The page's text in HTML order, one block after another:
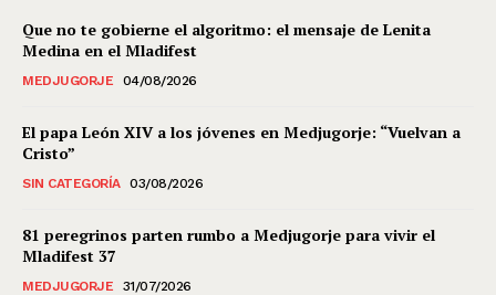
Que no te gobierne el algoritmo: el mensaje de Lenita
Medina en el Mladifest
MEDJUGORJE 04/08/2026
El papa León XIV a los jóvenes en Medjugorje: “Vuelvan a
Cristo”
SIN CATEGORÍA 03/08/2026
81 peregrinos parten rumbo a Medjugorje para vivir el
Mladifest 37
MEDJUGORJE 31/07/2026